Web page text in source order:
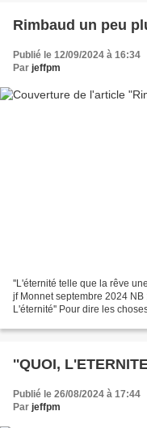
Rimbaud un peu
Publié le 12/09/2024 à 16:34
Par jeffpm
''L'éternité telle que la rêve
jf Monnet septembre 2024
L'éternité'' Pour dire les
''QUOI,
Publié le 26/08/2024 à 17:44
Par jeffpm